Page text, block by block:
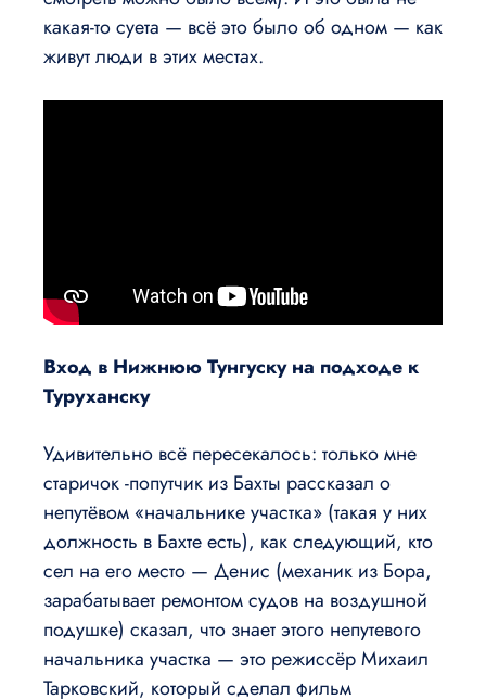
какая-то суета — всё это было об одном — как
живут люди в этих местах.
Вход в Нижнюю Тунгуску на подходе к
Туруханску
Удивительно всё пересекалось: только мне
старичок -попутчик из Бахты рассказал о
непутёвом «начальнике участка» (такая у них
должность в Бахте есть), как следующий, кто
сел на его место — Денис (механик из Бора,
зарабатывает ремонтом судов на воздушной
подушке) сказал, что знает этого непутевого
начальника участка — это режиссёр Михаил
Тарковский, который сделал фильм